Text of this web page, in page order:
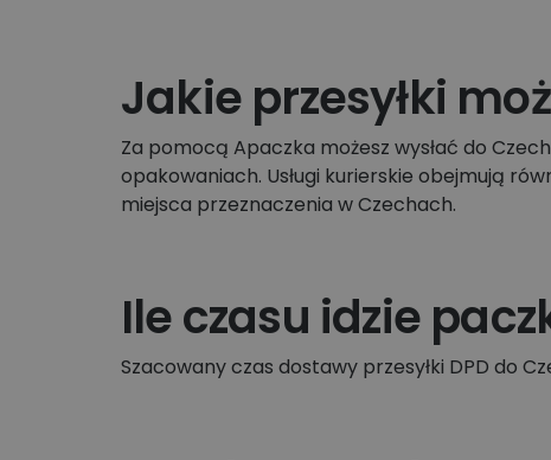
Jakie przesyłki
Za pomocą Apaczka możesz wysłać do
opakowaniach. Usługi kurierskie obejmują
miejsca przeznaczenia w Czechach.
Ile czasu idzie
Szacowany czas dostawy przesyłki DPD do